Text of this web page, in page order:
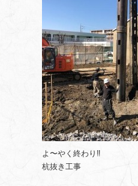
よ〜やく終わり‼️
杭抜き工事